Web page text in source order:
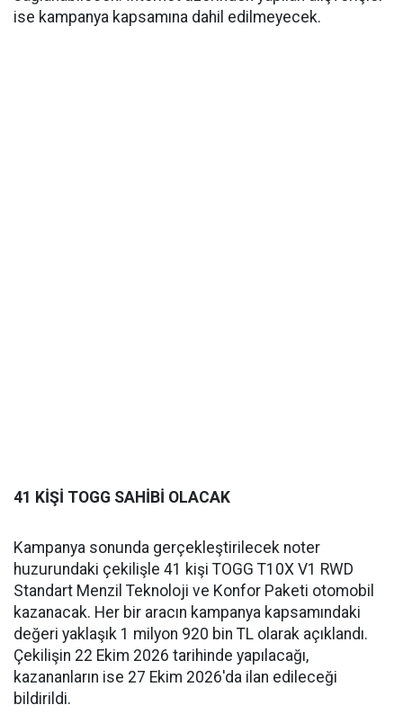
ise kampanya kapsamına dahil edilmeyecek.
41 KİŞİ TOGG SAHİBİ OLACAK
Kampanya sonunda gerçekleştirilecek noter
huzurundaki çekilişle 41 kişi TOGG T10X V1 RWD
Standart Menzil Teknoloji ve Konfor Paketi otomobil
kazanacak. Her bir aracın kampanya kapsamındaki
değeri yaklaşık 1 milyon 920 bin TL olarak açıklandı.
Çekilişin 22 Ekim 2026 tarihinde yapılacağı,
kazananların ise 27 Ekim 2026'da ilan edileceği
bildirildi.